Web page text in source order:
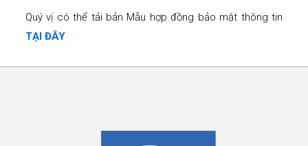
Quý vị có thể tải bản Mẫu hợp đồng bảo mật thông tin
TẠI ĐÂY